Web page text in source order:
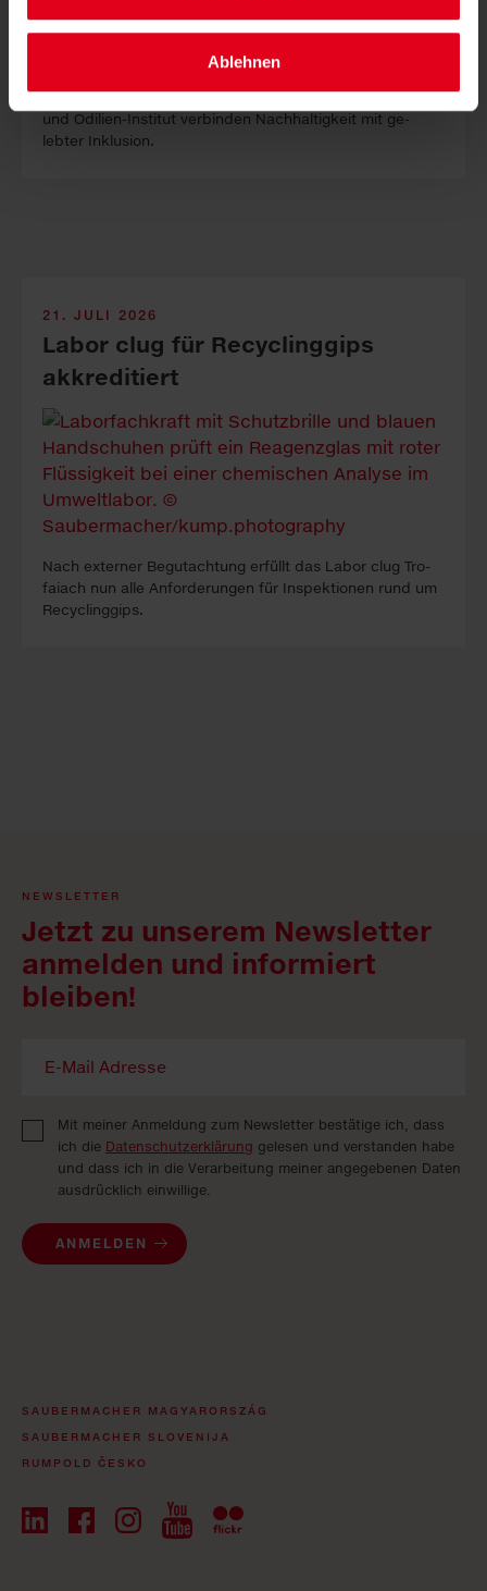
Ablehnen
LKH-Univ. Kli­ni­kum Graz, Sauber­macher-Out­sour­cing
und Odilien-In­stitut ver­binden Nach­haltig­keit mit ge­
lebter In­klus­ion.
21. JULI 2026
Labor clug für Recyclinggips
akkreditiert
Nach ex­ter­ner Be­gutacht­ung erfüllt das La­bor clug Tro­
faiach nun alle An­forder­ung­en für In­spekt­ion­en rund um
Re­cyc­ling­gips.
NEWSLETTER
Jetzt zu unserem Newsletter
anmelden und informiert
bleiben!
Mit meiner Anmeldung zum Newsletter bestätige ich, dass
ich die Datenschutzerklärung gelesen und verstanden habe
und dass ich in die Verarbeitung meiner angegebenen Daten
ausdrücklich einwillige.
ANMELDEN
SAUBERMACHER MAGYARORSZÁG
SAUBERMACHER SLOVENIJA
RUMPOLD ČESKO